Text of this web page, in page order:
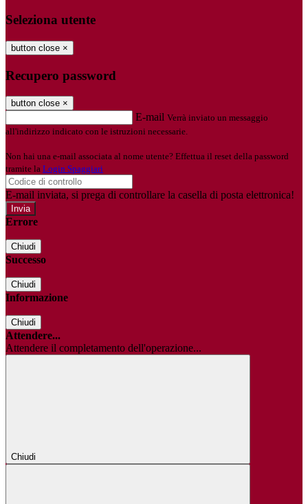
Seleziona utente
button close ×
Recupero password
button close ×
E-mail Verrà inviato un messaggio
all'indirizzo indicato con le istruzioni necessarie.
Non hai una e-mail associata al nome utente? Effettua il reset della password
tramite la Login Spaggiari
E-mail inviata, si prega di controllare la casella di posta elettronica!
Errore
Chiudi
Successo
Chiudi
Informazione
Chiudi
Attendere...
Attendere il completamento dell'operazione...
Chiudi